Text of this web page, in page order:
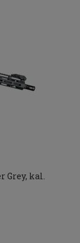
Grey, kal.